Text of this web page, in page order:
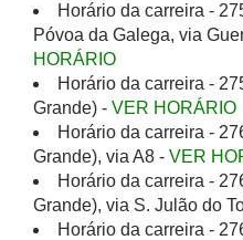
Horário da carreira -
Póvoa da Galega, via
HORÁRIO
Horário da carreira -
Grande) - VER HORÁRIO
Horário da carreira -
Grande), via A8 - VER
Horário da carreira -
Grande), via S. Julão do
Horário da carreira -